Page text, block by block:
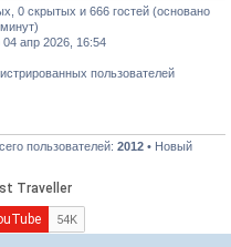
0 скрытых и 666 гостей (основано
апр 2026, 16:54
пользователей
пользователей: 2012 • Новый